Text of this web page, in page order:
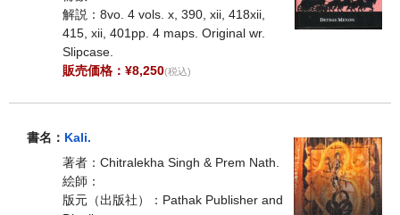
解説：8vo. 4 vols. x, 390, xii, 418xii,
415, xii, 401pp. 4 maps. Original wr.
Slipcase.
販売価格：¥8,250(税込)
書名： Kali.
著者：Chitralekha Singh & Prem Nath.
絵師：
版元（出版社）：Pathak Publisher and